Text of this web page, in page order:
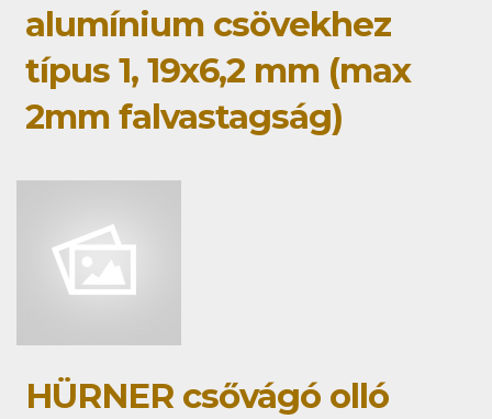
alumínium csövekhez
típus 1, 19x6,2 mm (max
2mm falvastagság)
HÜRNER csővágó olló